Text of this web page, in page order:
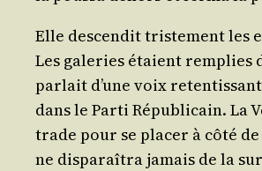
Elle des­cen­dit tris­te­ment les
Les gale­ries étaient rem­plies
par­lait d’une voix
dans le Par­ti Répu­bli­cain. La
trade pour se pla­cer à côté
ne dis­pa­raî­tra jamais de la